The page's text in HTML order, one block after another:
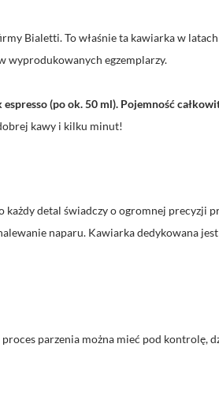
Bialetti. To właśnie ta kawiarka w
wyprodukowanych egzemplarzy.
(po ok. 50 ml). Pojemność
kawy i kilku minut!
detal świadczy o ogromnej
naparu. Kawiarka dedykowana
parzenia można mieć pod